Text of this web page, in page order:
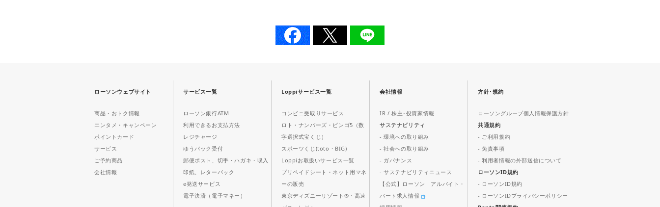
ローソンウェブサイト
商品・おトク情報
エンタメ・キャンペーン
ポイントカード
サービス
ご予約商品
会社情報
サービス一覧
ローソン銀行ATM
利用できるお支払方法
レジチャージ
ゆうパック受付
郵便ポスト、切手・ハガキ・収入
印紙、レターパック
e発送サービス
電子決済（電子マネー）
Loppiサービス一覧
コンビニ受取りサービス
ロト・ナンバーズ・ビンゴ5（数
字選択式宝くじ）
スポーツくじ(toto・BIG)
Loppiお取扱いサービス一覧
プリペイドシート・ネット用マネ
ーの販売
東京ディズニーリゾート®・高速
会社情報
IR / 株主･投資家情報
サステナビリティ
- 環境への取り組み
- 社会への取り組み
- ガバナンス
- サステナビリティニュース
【公式】ローソン アルバイト・
パート求人情報
方針･規約
ローソングループ個人情報保護方針
共通規約
- ご利用規約
- 免責事項
- 利用者情報の外部送信について
ローソンID規約
- ローソンID規約
- ローソンIDプライバシーポリシー